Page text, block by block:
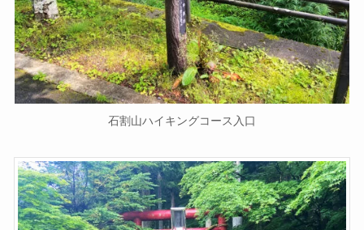
石割山ハイキングコース入口